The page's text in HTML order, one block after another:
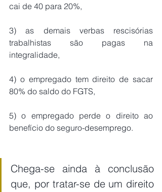
cai de 40 para 20%,
3) as demais verbas rescisórias
trabalhistas são pagas na
integralidade,
4) o empregado tem direito de sacar
80% do saldo do FGTS,
5) o empregado perde o direito ao
benefício do seguro-desemprego.
Chega-se ainda à conclusão
que, por tratar-se de um direito